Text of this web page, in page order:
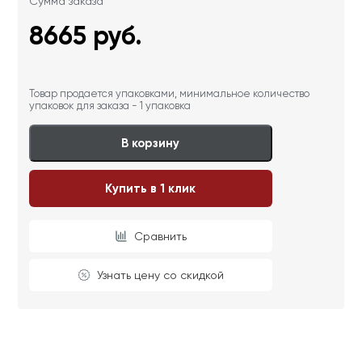
8665 руб.
Товар продается упаковками, минимальное количество
упаковок для заказа - 1 упаковка
В корзину
Купить в 1 клик
Сравнить
Узнать цену со скидкой